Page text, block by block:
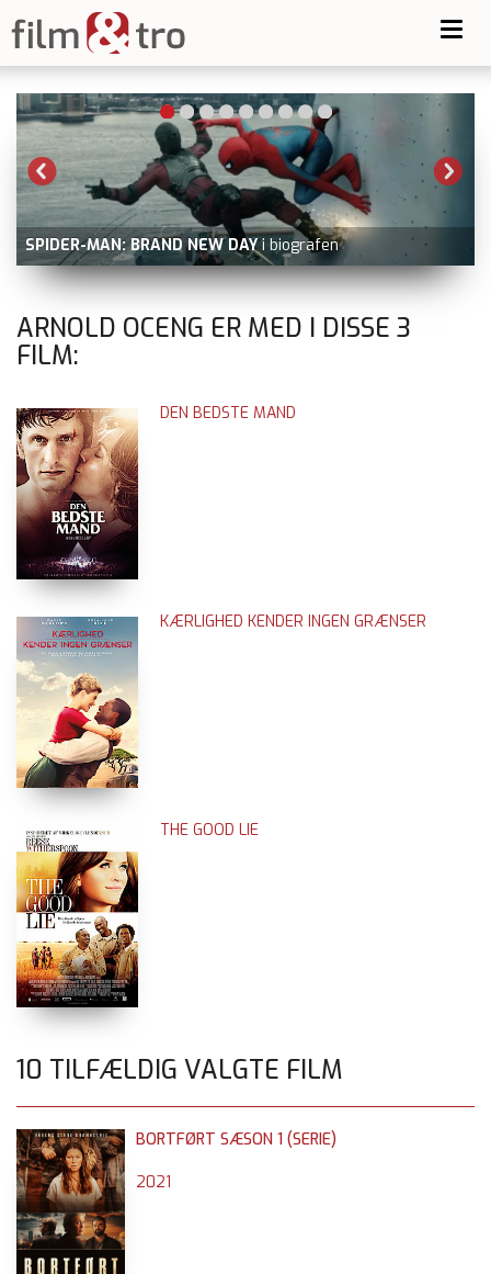
SPIDER-MAN: BRAND NEW DAY i biografen
ARNOLD OCENG ER MED I DISSE 3
FILM:
DEN BEDSTE MAND
KÆRLIGHED KENDER INGEN GRÆNSER
THE GOOD LIE
10 TILFÆLDIG VALGTE FILM
BORTFØRT SÆSON 1 (SERIE)
2021